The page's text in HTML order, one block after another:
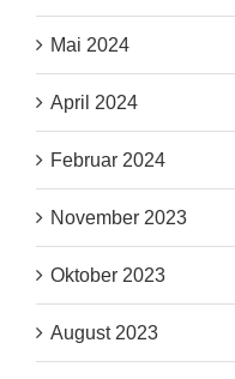
Mai 2024
April 2024
Februar 2024
November 2023
Oktober 2023
August 2023